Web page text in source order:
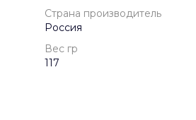
Страна производитель
Россия
Вес гр
117